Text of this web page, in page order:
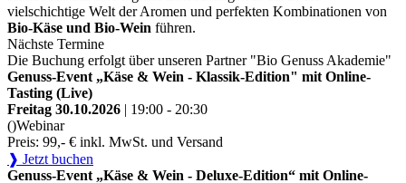
vielschichtige Welt der Aromen und perfekten Kombinationen von
Bio-Käse und Bio-Wein führen.
Nächste Termine
Die Buchung erfolgt über unseren Partner "Bio Genuss Akademie"
Genuss-Event „Käse & Wein - Klassik-Edition" mit Online-
Tasting (Live)
Freitag 30.10.2026 | 19:00 - 20:30
()Webinar
Preis: 99,- € inkl. MwSt. und Versand
❱ Jetzt buchen
Genuss-Event „Käse & Wein - Deluxe-Edition“ mit Online-